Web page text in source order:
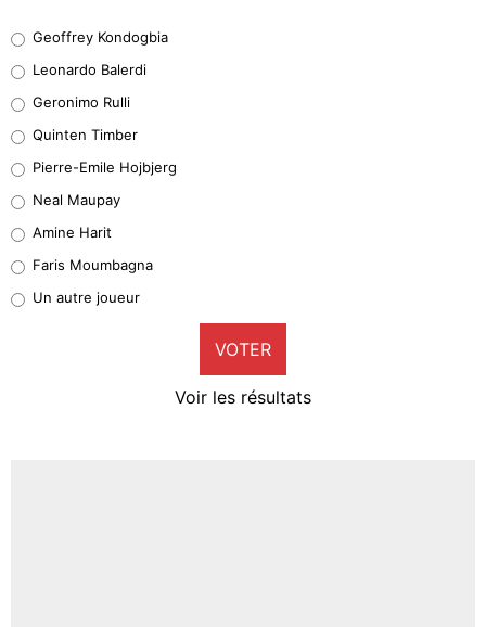
38%
32%
4%
1%
9%
Geoffrey Kondogbia
Leonardo Balerdi
Geronimo Rulli
Quinten Timber
Pierre-Emile Hojbjerg
Neal Maupay
Amine Harit
Faris Moumbagna
Un autre joueur
VOTER
Voir les résultats